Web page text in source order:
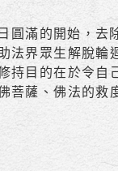
圓滿的開始，去
法界眾生解脫輪
目的在於令自
菩薩、佛法的救